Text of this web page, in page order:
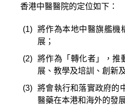
香港中醫醫院的定位如下：
(1) 將作為本地中醫旗艦機
展；
(2) 將作為「轉化者」，推
展、教學及培訓、創新
(3) 將會執行和落實政府的
醫藥在本港和海外的發